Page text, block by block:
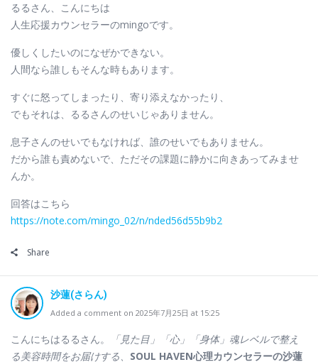
るるさん、こんにちは
人生応援カウンセラーのmingoです。
優しくしたいのになぜかできない。
人間なら誰しもそんな時もあります。
すぐに怒ってしまったり、寄り添えなかったり、
でもそれは、るるさんのせいじゃありません。
息子さんのせいでもなければ、誰のせいでもありません。
だから誰も責めないで、ただその課題に静かに向きあってみませ
んか。
回答はこちら
https://note.com/mingo_02/n/nded56d55b9b2
Share
沙蓮(さらん)
Added a comment on 2025年7月25日 at 15:25
こんにちはるるさん。
「見た目」「心」「身体」魂レベルで整え
る美容時間をお届けする、 SOUL HAVEN心理カウンセラーの沙蓮